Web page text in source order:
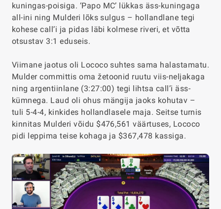
kuningas-poisiga. ‘Papo MC’ lükkas äss-kuningaga
all-ini ning Mulderi lõks sulgus – hollandlane tegi
kohese call’i ja pidas läbi kolmese riveri, et võtta
otsustav 3:1 eduseis.
Viimane jaotus oli Lococo suhtes sama halastamatu.
Mulder committis oma žetoonid ruutu viis-neljakaga
ning argentiinlane (3:27:00) tegi lihtsa call’i äss-
kümnega. Laud oli ohus mängija jaoks kohutav –
tuli 5-4-4, kinkides hollandlasele maja. Seitse turnis
kinnitas Mulderi võidu $476,561 väärtuses, Lococo
pidi leppima teise kohaga ja $367,478 kassiga.